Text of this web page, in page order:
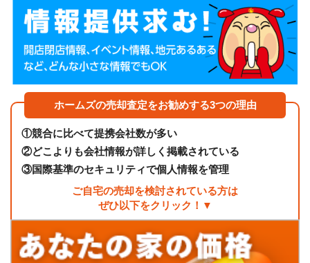
ホームズの売却査定をお勧めする3つの理由
①競合に比べて提携会社数が多い
②どこよりも会社情報が詳しく掲載されている
③国際基準のセキュリティで個人情報を管理
ご自宅の売却を検討されている方は
ぜひ以下をクリック！▼